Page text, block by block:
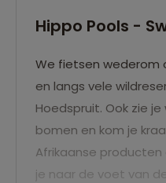
nog voor in de
op de route de
zien. Aan het eind
de Olifantsrivier met
nijlpaarden en
Hippo Pools -
We fietsen wederom
en langs vele
Hoedspruit. Ook zie
bomen en kom je
Afrikaanse
je naar de voet van